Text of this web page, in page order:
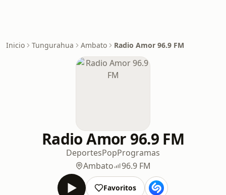
Inicio Tungurahua Ambato Radio Amor 96.9 FM
Radio Amor 96.9 FM
DeportesPopProgramas
Ambato
96.9 FM
Favoritos